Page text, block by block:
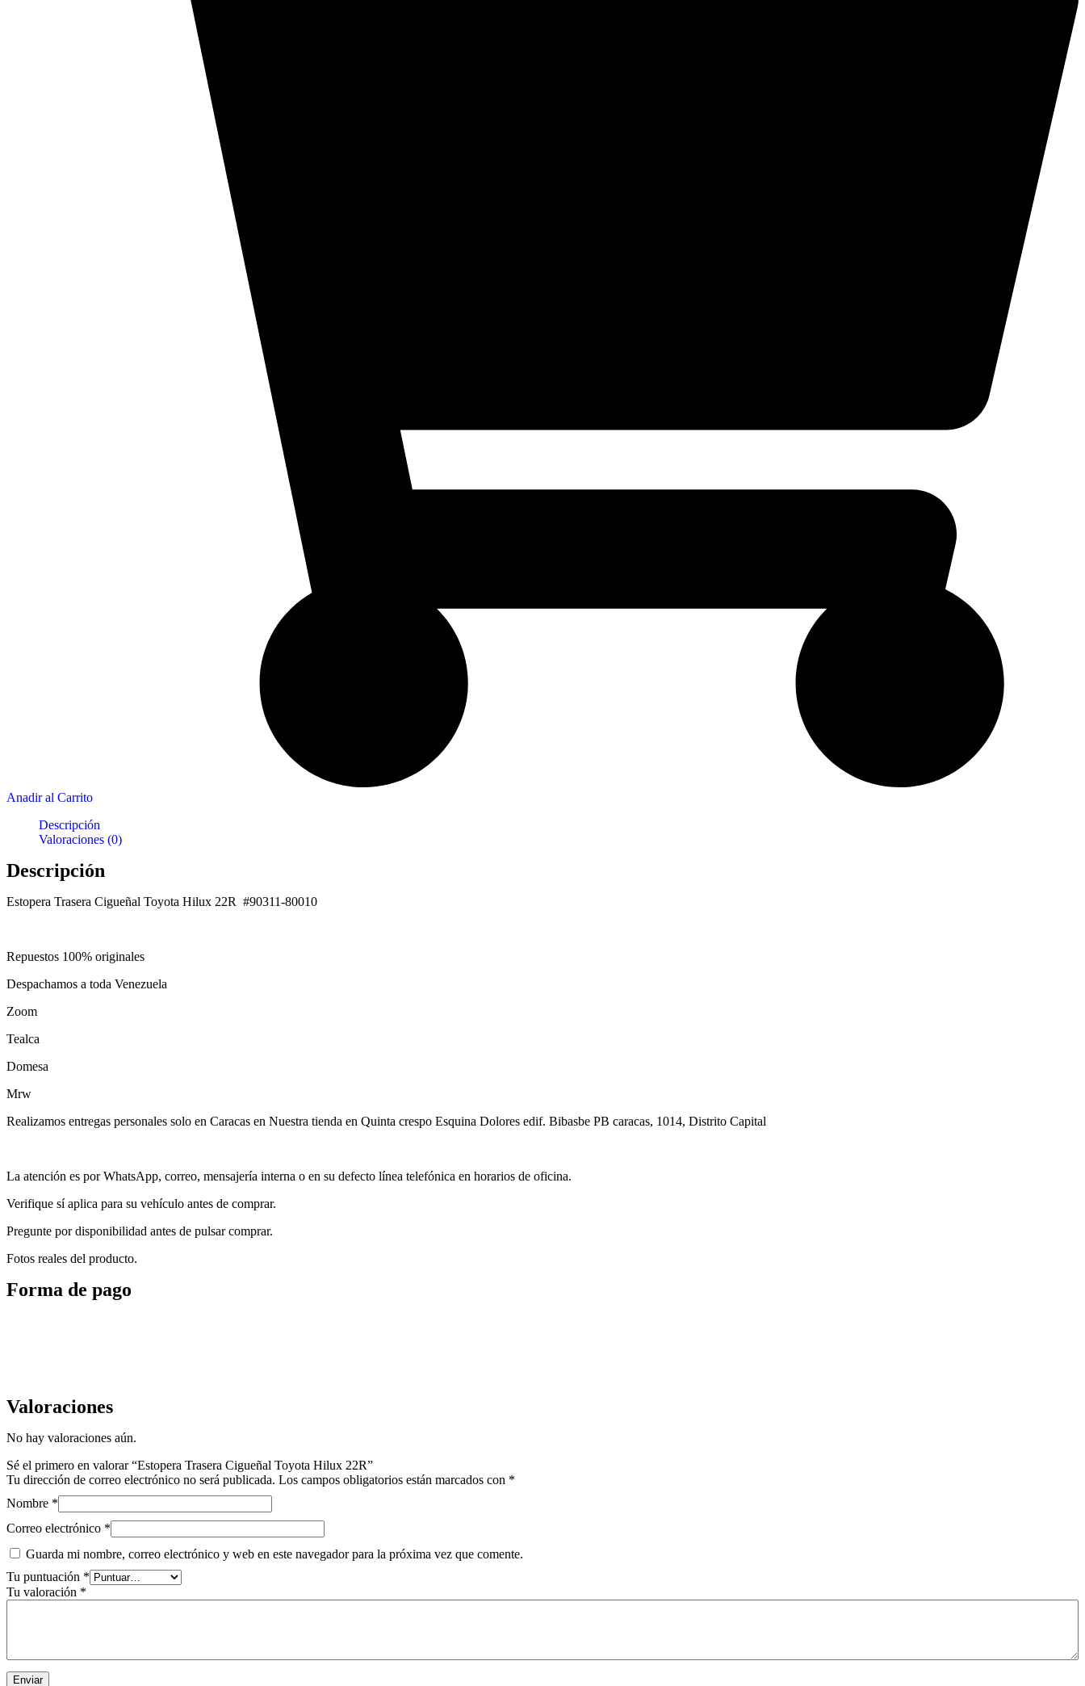
Anadir al Carrito
Descripción
Valoraciones (0)
Descripción
Estopera Trasera Cigueñal Toyota Hilux 22R #90311-80010
Repuestos 100% originales
Despachamos a toda Venezuela
Zoom
Tealca
Domesa
Mrw
Realizamos entregas personales solo en Caracas en Nuestra tienda en Quinta crespo Esquina Dolores edif. Bibasbe PB caracas, 1014, Distrito Capital
La atención es por WhatsApp, correo, mensajería interna o en su defecto línea telefónica en horarios de oficina.
Verifique sí aplica para su vehículo antes de comprar.
Pregunte por disponibilidad antes de pulsar comprar.
Fotos reales del producto.
Forma de pago
Valoraciones
No hay valoraciones aún.
Sé el primero en valorar “Estopera Trasera Cigueñal Toyota Hilux 22R”
Tu dirección de correo electrónico no será publicada. Los campos obligatorios están marcados con *
Nombre *
Correo electrónico *
Guarda mi nombre, correo electrónico y web en este navegador para la próxima vez que comente.
Tu puntuación *
Tu valoración *